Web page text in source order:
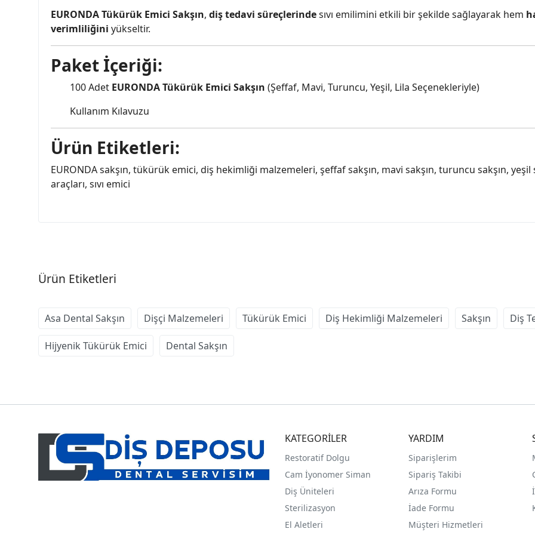
EURONDA Tükürük Emici Sakşın, diş tedavi süreçlerindesıvı emilimini etkili bir şekilde sağlayarak hem
verimliliğini yükseltir.
Paket İçeriği:
100 Adet EURONDA Tükürük Emici Sakşın (Şeffaf, Mavi, Turuncu, Yeşil, Lila Seçenekleriyle)
Kullanım Kılavuzu
Ürün Etiketleri:
EURONDA sakşın, tükürük emici, diş hekimliği malzemeleri, şeffaf sakşın, mavi sakşın, turuncu sakşın, yeşil
araçları, sıvı emici
Ürün Etiketleri
Asa Dental Sakşın Dişçi Malzemeleri Tükürük Emici Diş Hekimliği Malzemeleri Sakşın Diş
Hijyenik Tükürük Emici Dental Sakşın
KATEGORİLER
Restoratif Dolgu
Cam İyonomer Siman
Diş Üniteleri
Sterilizasyon
El Aletleri
YARDIM
Siparişlerim
Sipariş Takibi
Arıza Formu
İade Formu
Müşteri Hizmetleri